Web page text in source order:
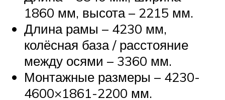
1860 мм, высота – 2215 мм.
Длина рамы – 4230 мм,
колёсная база / расстояние
между осями – 3360 мм.
Монтажные размеры – 4230-
4600×1861-2200 мм.